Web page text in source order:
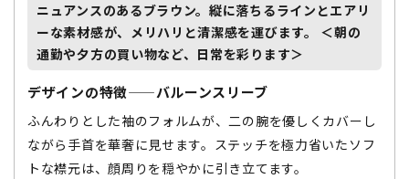
ニュアンスのあるブラウン。縦に落ちるラインとエアリ
ーな素材感が、メリハリと清潔感を運びます。 ＜朝の
通勤や夕方の買い物など、日常を彩ります＞
デザインの特徴——バルーンスリーブ
ふんわりとした袖のフォルムが、二の腕を優しくカバーし
ながら手首を華奢に見せます。ステッチを極力省いたソフ
トな襟元は、顔周りを穏やかに引き立てます。